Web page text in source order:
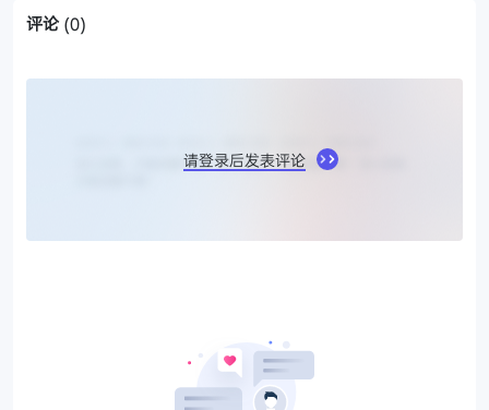
评论 (0)
请登录后发表评论